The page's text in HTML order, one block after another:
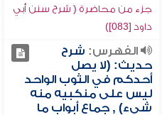
جزء من محاضرة ( شرح سنن أبي
داود [083])
الفهرس: شرح
حديث: (لا يصل
أحدكم في الثوب الواحد
ليس على منكبيه منه
شيء) , جماع أبواب ما